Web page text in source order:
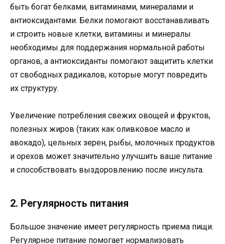
быть богат белками, витаминами, минералами и
антиоксидантами. Белки помогают восстанавливать
и строить новые клетки, витамины и минералы
необходимы для поддержания нормальной работы
органов, а антиоксиданты помогают защитить клетки
от свободных радикалов, которые могут повредить
их структуру.
Увеличение потребления свежих овощей и фруктов,
полезных жиров (таких как оливковое масло и
авокадо), цельных зерен, рыбы, молочных продуктов
и орехов может значительно улучшить ваше питание
и способствовать выздоровлению после инсульта.
2. Регулярность питания
Большое значение имеет регулярность приема пищи.
Регулярное питание помогает нормализовать